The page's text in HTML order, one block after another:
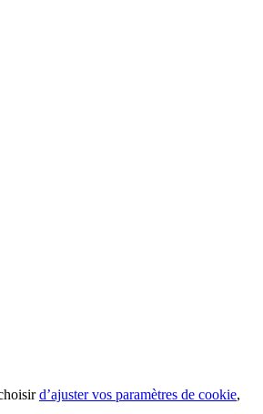
d’ajuster vos paramètres de cookie,